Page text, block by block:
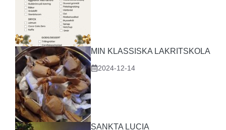
MIN KLASSISKA LAKRITSKOLA
2024-12-14
SANKTA LUCIA